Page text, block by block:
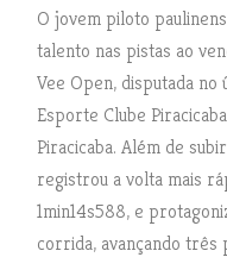
O jovem piloto
talento nas pistas ao
Vee Open, disputada
Esporte Clube
Piracicaba. Além de
registrou a volta mais
1min14s588, e
corrida, avançando três